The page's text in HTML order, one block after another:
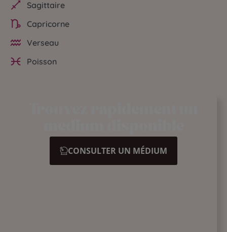
Sagittaire
Capricorne
Verseau
Poisson
CONSULTER UN MÉDIUM